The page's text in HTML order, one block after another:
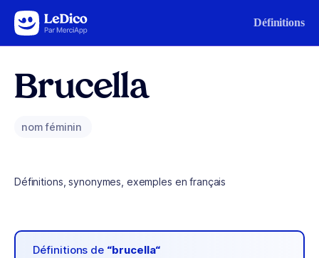
Aller au contenu Définitions
Brucella
nom féminin
Définitions, synonymes, exemples en français
Définitions de “brucella“